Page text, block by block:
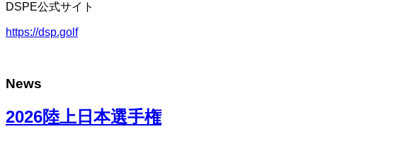
DSPE公式サイト
https://dsp.golf
News
2026陸上日本選手権